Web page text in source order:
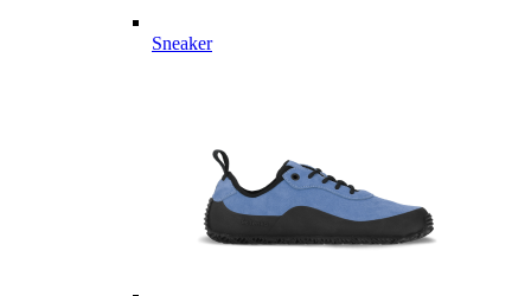
Sneaker